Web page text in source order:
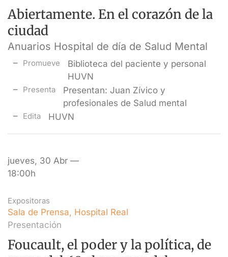
Abiertamente. En el corazón de la
ciudad
Anuarios Hospital de día de Salud Mental
Promueve
Biblioteca del paciente y personal
HUVN
Presenta
Presentan: Juan Zívico y
profesionales de Salud mental
Edita HUVN
jueves, 30 Abr —
18:00h
Expositoras
Sala de Prensa, Hospital Real
Presentación
Foucault, el poder y la política, de